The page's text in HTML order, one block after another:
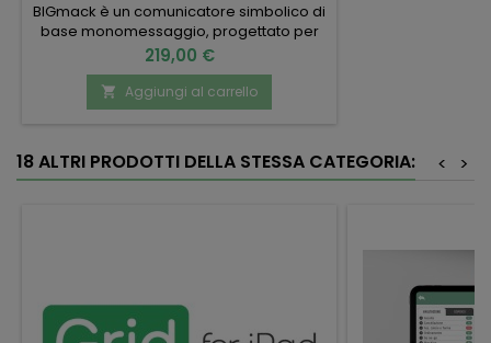
BIGmack è un comunicatore simbolico di
base monomessaggio, progettato per
introdurre in modo semplice e
immediato i percorsi di Comunicazione
Aumentativa e Alternativa (CAA). È
particolarmente indicato per utenti che
di comunicazione intenzionale.
Prezzo
219,00 €
 Aggiungi al carrello
18 ALTRI PRODOTTI DELLA STESSA CATEGORIA: >
<